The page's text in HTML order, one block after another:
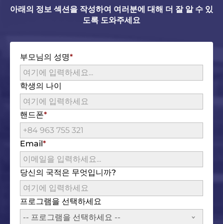
아래의 정보 섹션을 작성하여 여러분에 대해 더 잘 알 수 있
도록 도와주세요
부모님의 성명
학생의 나이
핸드폰
Email
당신의 국적은 무엇입니까?
프로그램을 선택하세요
-- 프로그램을 선택하세요 --